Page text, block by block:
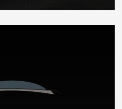
AUTO au Pakistan